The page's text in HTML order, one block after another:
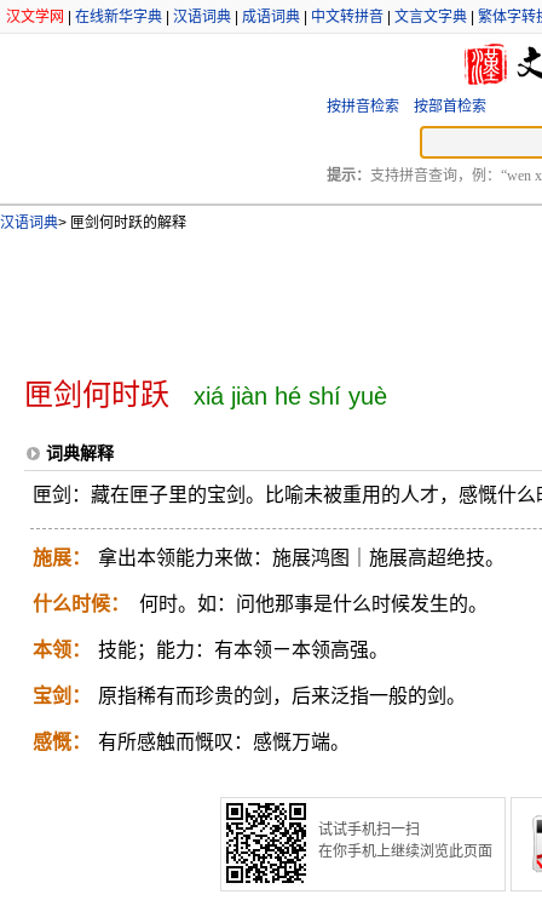
汉文学网 在线新华字典 汉语词典 成语词典 中文转拼音 文言文字典 繁体字转
按拼音检索 按部首检索
提示： 支持拼音查询，例：“wen
汉语词典> 匣剑何时跃的解释
匣剑何时跃 xiá jiàn hé shí yuè
词典解释
匣剑：藏在匣子里的宝剑。比喻未被重用的人才，感慨什
施展： 拿出本领能力来做：施展鸿图｜施展高超绝技。
什么时候： 何时。如：问他那事是什么时候发生的。
本领： 技能；能力：有本领ㄧ本领高强。
宝剑： 原指稀有而珍贵的剑，后来泛指一般的剑。
感慨： 有所感触而慨叹：感慨万端。
试试手机扫一扫
在你手机上继续浏览此页面